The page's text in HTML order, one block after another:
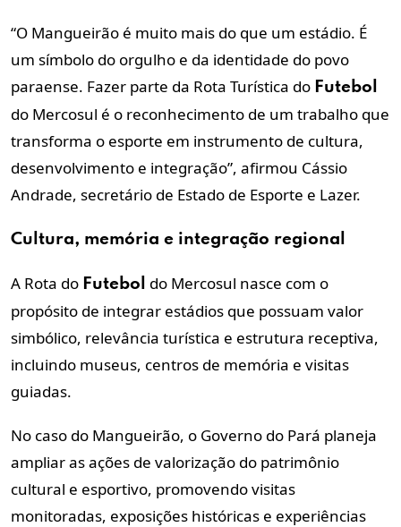
“O Mangueirão é muito mais do que um estádio. É
um símbolo do orgulho e da identidade do povo
paraense. Fazer parte da Rota Turística do Futebol
do Mercosul é o reconhecimento de um trabalho que
transforma o esporte em instrumento de cultura,
desenvolvimento e integração”, afirmou Cássio
Andrade, secretário de Estado de Esporte e Lazer.
Cultura, memória e integração regional
A Rota do Futebol
do Mercosul nasce com o
propósito de integrar estádios que possuam valor
simbólico, relevância turística e estrutura receptiva,
incluindo museus, centros de memória e visitas
guiadas.
No caso do Mangueirão, o Governo do Pará planeja
ampliar as ações de valorização do patrimônio
cultural e esportivo, promovendo visitas
monitoradas, exposições históricas e experiências